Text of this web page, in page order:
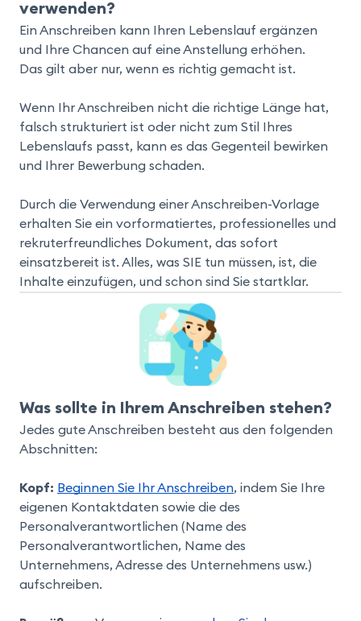
verwenden?
Ein Anschreiben kann Ihren Lebenslauf ergänzen
und Ihre Chancen auf eine Anstellung erhöhen.
Das gilt aber nur, wenn es richtig gemacht ist.
Wenn Ihr Anschreiben nicht die richtige Länge hat,
falsch strukturiert ist oder nicht zum Stil Ihres
Lebenslaufs passt, kann es das Gegenteil bewirken
und Ihrer Bewerbung schaden.
Durch die Verwendung einer Anschreiben-Vorlage
erhalten Sie ein vorformatiertes, professionelles und
rekruterfreundliches Dokument, das sofort
einsatzbereit ist. Alles, was SIE tun müssen, ist, die
Inhalte einzufügen, und schon sind Sie startklar.
Was sollte in Ihrem Anschreiben stehen?
Jedes gute Anschreiben besteht aus den folgenden
Abschnitten:
Kopf: Beginnen Sie Ihr Anschreiben, indem Sie Ihre
eigenen Kontaktdaten sowie die des
Personalverantwortlichen (Name des
Personalverantwortlichen, Name des
Unternehmens, Adresse des Unternehmens usw.)
aufschreiben.